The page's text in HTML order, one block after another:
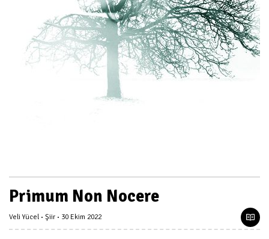
Primum Non Nocere
Veli Yücel Şiir 30 Ekim 2022